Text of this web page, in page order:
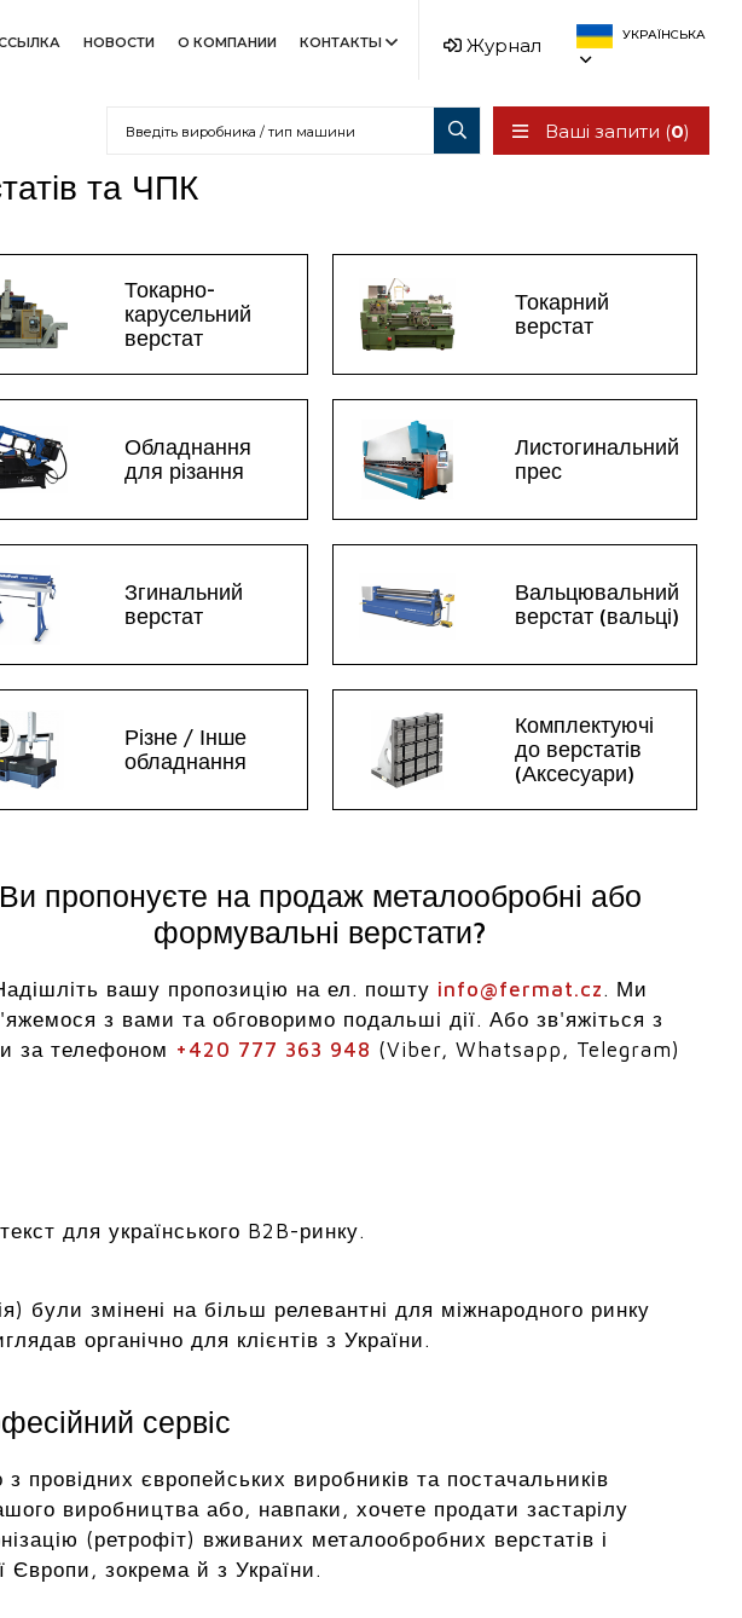
НОВОСТИ О КОМПАНИИ КОНТАКТЫ Журнал УКРАЇНСЬКА
Ваші запити (0)
та ЧПК
Токарно-
карусельний
верстат
Токарний
верстат
Обладнання
для різання
Листогинальний
прес
Згинальний
верстат
Вальцювальний
верстат (вальці)
Різне / Інше
обладнання
Комплектуючі
до верстатів
(Аксесуари)
Ви пропонуєте на продаж металообробні або
формувальні верстати?
вашу пропозицію на ел. пошту info@fermat.cz. Ми
з вами та обговоримо подальші дії. Або зв'яжіться з
за телефоном +420 777 363 948 (Viber, Whatsapp, Telegram)
для українського B2B-ринку.
були змінені на більш релевантні для міжнародного ринку
органічно для клієнтів з України.
сервіс
провідних європейських виробників та постачальників
виробництва або, навпаки, хочете продати застарілу
(ретрофіт) вживаних металообробних верстатів і
Європи, зокрема й з України.